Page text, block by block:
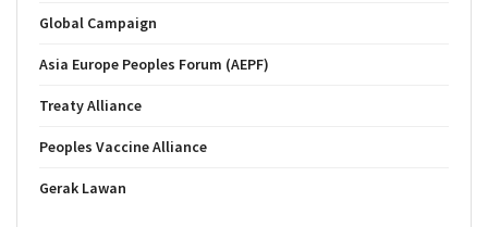
Global Campaign
Asia Europe Peoples Forum (AEPF)
Treaty Alliance
Peoples Vaccine Alliance
Gerak Lawan